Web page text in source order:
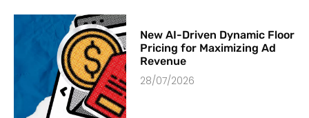
New AI-Driven Dynamic Floor
Pricing for Maximizing Ad
Revenue
28/07/2026